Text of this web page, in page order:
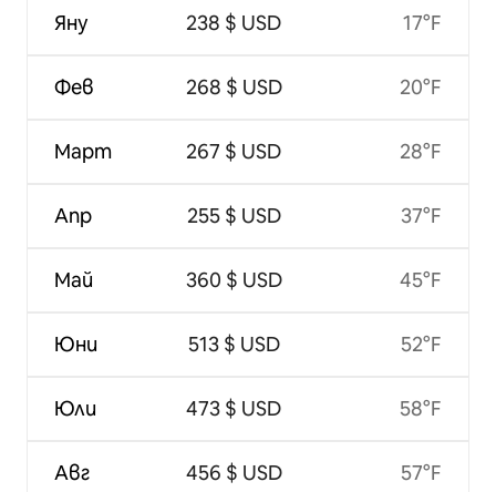
Яну
Фев
Март
Апр
Май
Юни
Юли
Авг
238 $ USD
268 $ USD
267 $ USD
255 $ USD
360 $ USD
513 $ USD
473 $ USD
456 $ USD
17°F
20°F
28°F
37°F
45°F
52°F
58°F
57°F